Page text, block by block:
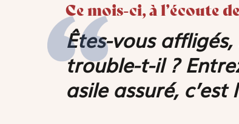
Ce mois-ci, à l’écoute
Êtes-vous
trouble-t-il ?
asile assuré,